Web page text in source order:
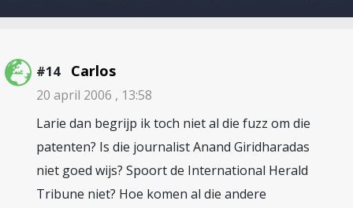
#14 Carlos
20 april 2006 , 13:58
Larie dan begrijp ik toch niet al die fuzz om die
patenten? Is die journalist Anand Giridharadas
niet goed wijs? Spoort de International Herald
Tribune niet? Hoe komen al die andere